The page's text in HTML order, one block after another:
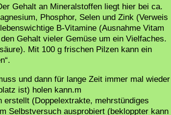
Gehalt an Mineralstoffen liegt hier bei ca.
Phosphor, Selen und Zink (Verweis
B-Vitamine (Ausnahme Vitam
Gehalt vieler Gemüse um ein Vielfaches.
Mit 100 g frischen Pilzen kann ein
und dann für lange Zeit immer mal wieder
ist) holen kann.m
erstellt (Doppelextrakte, mehrstündiges
Selbstversuch ausprobiert (bekloppter kann